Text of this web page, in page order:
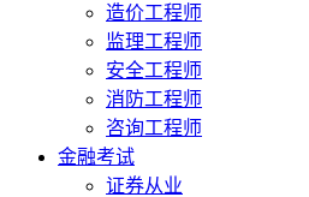
造价工程师
监理工程师
安全工程师
消防工程师
咨询工程师
金融考试
证券从业